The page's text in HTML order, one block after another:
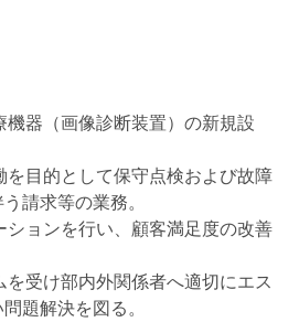
機器（画像診断装置）の新規設
を目的として保守点検および故障
請求等の業務。
ションを行い、顧客満足度の改善
を受け部内外関係者へ適切にエス
題解決を図る。